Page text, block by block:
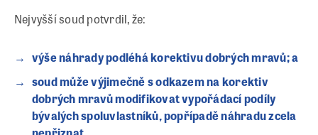
Nejvyšší soud potvrdil, že:
výše náhrady podléhá korektivu dobrých mravů; a
soud může výjimečně s odkazem na korektiv
dobrých mravů modifikovat vypořádací podíly
bývalých spoluvlastníků, popřípadě náhradu zcela